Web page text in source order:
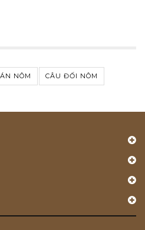
NÔM CÂU ĐỐI NÔM